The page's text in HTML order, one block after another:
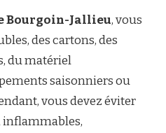
Bourgoin-Jallieu, vous
des cartons, des
du matériel
saisonniers ou
vous devez éviter
inflammables,